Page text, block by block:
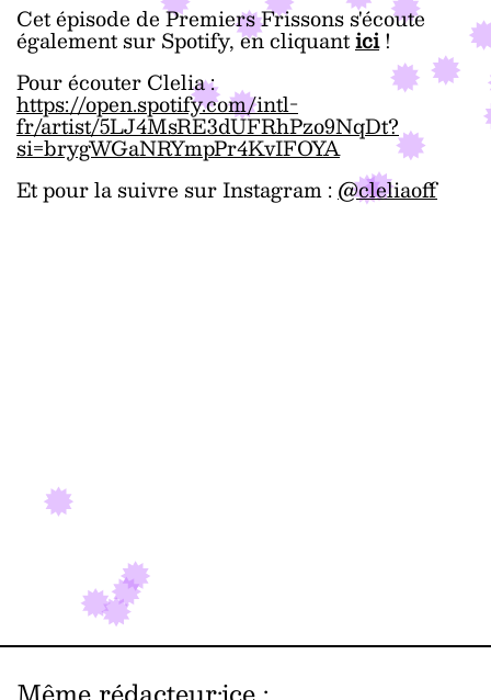
Cet épisode de Premiers Frissons s'écoute
également sur Spotify, en cliquantici!
Pour écouter Clelia :
https://open.spotify.com/intl-
fr/artist/5LJ4MsRE3dUFRhPzo9NqDt?
si=brygWGaNRYmpPr4KvIFOYA
Et pour la suivre sur Instagram : @cleliaoff